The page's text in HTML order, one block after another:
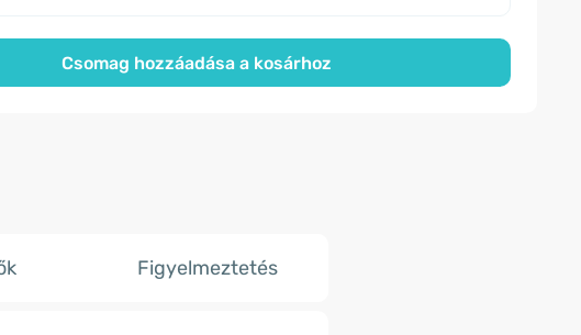
Csomag hozzáadása a kosárhoz
Figyelmeztetés